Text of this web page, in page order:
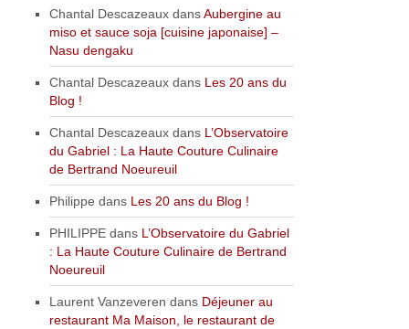
Chantal Descazeaux dansAubergine au
miso et sauce soja [cuisine japonaise] –
Nasu dengaku
Chantal Descazeaux dans Les 20 ans du
Blog !
Chantal Descazeaux dans L’Observatoire
du Gabriel : La Haute Couture Culinaire
de Bertrand Noeureuil
Philippe dans Les 20 ans du Blog !
PHILIPPE dans L’Observatoire du Gabriel
: La Haute Couture Culinaire de Bertrand
Noeureuil
Laurent Vanzeveren dans Déjeuner au
restaurant Ma Maison, le restaurant de